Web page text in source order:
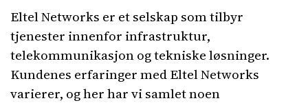
Eltel Networks er et selskap som tilbyr
tjenester innenfor infrastruktur,
telekommunikasjon og tekniske løsninger.
Kundenes erfaringer med Eltel Networks
varierer, og her har vi samlet noen